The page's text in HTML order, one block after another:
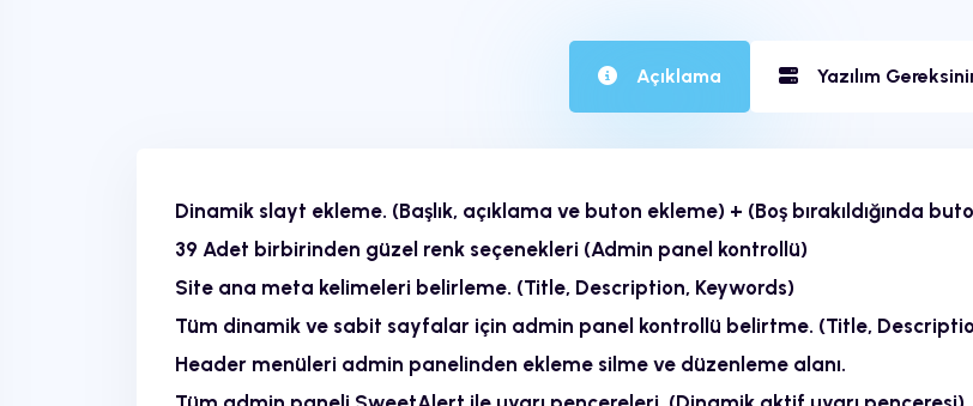
Açıklama Yazılım
Dinamik slayt ekleme. (Başlık, açıklama ve buton ekleme) + (Boş bırakıldığında
39 Adet birbirinden güzel renk seçenekleri (Admin panel kontrollü)
Site ana meta kelimeleri belirleme. (Title, Description, Keywords)
Tüm dinamik ve sabit sayfalar için admin panel kontrollü belirtme. (Title,
Header menüleri admin panelinden ekleme silme ve düzenleme alanı.